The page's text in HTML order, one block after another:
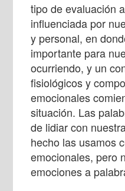
tipo de evaluación
influenciada por
y personal, en
importante para
ocurriendo, y un
fisiológicos y
emocionales
situación. Las
de lidiar con
hecho las usamos
emocionales, pero
emociones a